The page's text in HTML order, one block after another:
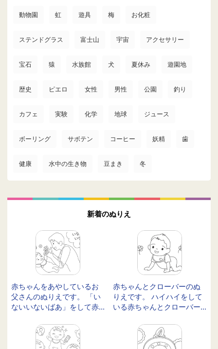
動物園 虹 遊具 梅 お化粧
ステンドグラス 富士山 宇宙 アクセサリー
宝石 猿 水族館 犬 夏休み 遊園地
歴史 ピエロ 女性 男性 公園 釣り
カフェ 実験 化学 地球 ジュース
ボーリング サボテン コーヒー 妖精 歯
健康 水中の生き物 豆まき 冬
新着のぬりえ
赤ちゃんをあやしているお
父さんのぬりえです。 「い
ないいないばあ」をして赤...
赤ちゃんとクローバーのぬ
りえです。 ハイハイをして
いる赤ちゃんとクローバー...